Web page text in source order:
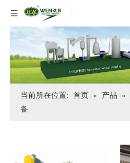
当前所在位置: 首页 » 产品 »
备